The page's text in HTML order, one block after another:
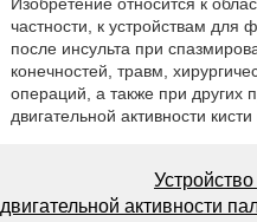
частности, к устройствам для
после инсульта при
конечностей, травм,
операций, а также при других
двигательной активности
двигательной активности